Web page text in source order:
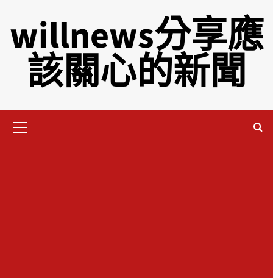
willnews分享應
該關心的新聞